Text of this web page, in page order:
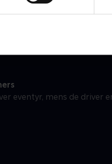
eventyr, mens de driver